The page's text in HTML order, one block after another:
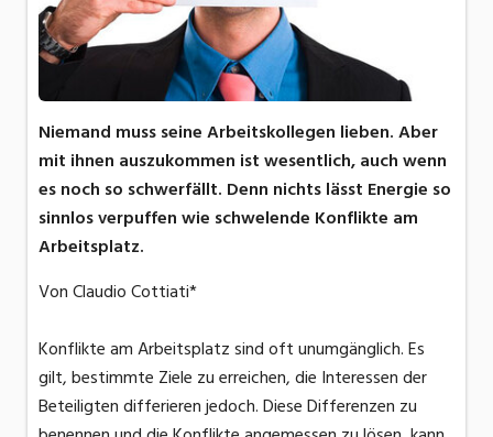
Niemand muss seine Arbeitskollegen lieben. Aber
mit ihnen auszukommen ist wesentlich, auch wenn
es noch so schwerfällt. Denn nichts lässt Energie so
sinnlos verpuffen wie schwelende Konflikte am
Arbeitsplatz.
Von Claudio Cottiati*
Konflikte am Arbeitsplatz sind oft unumgänglich. Es
gilt, bestimmte Ziele zu erreichen, die Interessen der
Beteiligten differieren jedoch. Diese Differenzen zu